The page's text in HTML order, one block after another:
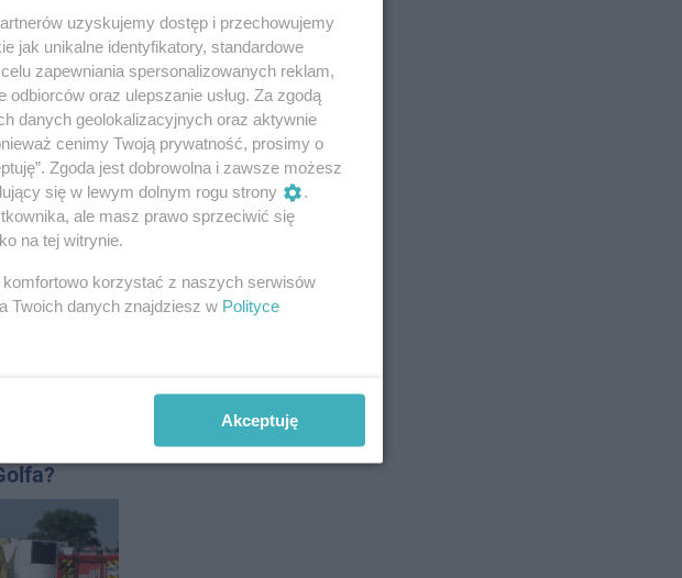
po
uzyskujemy dostęp i przechowujemy
jak unikalne identyfikatory, standardowe
zapewniania spersonalizowanych reklam,
oraz ulepszanie usług. Za zgodą
danych geolokalizacyjnych oraz aktywnie
cenimy Twoją prywatność, prosimy o
Zgoda jest dobrowolna i zawsze możesz
się w lewym dolnym rogu strony
.
ale masz prawo sprzeciwić się
na tej witrynie.
korzystać z naszych serwisów
Twoich danych znajdziesz w Polityce
Akceptuję